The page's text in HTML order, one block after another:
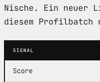
Nische. Ein neuer
diesem Profilbatch
SIGNAL
Score